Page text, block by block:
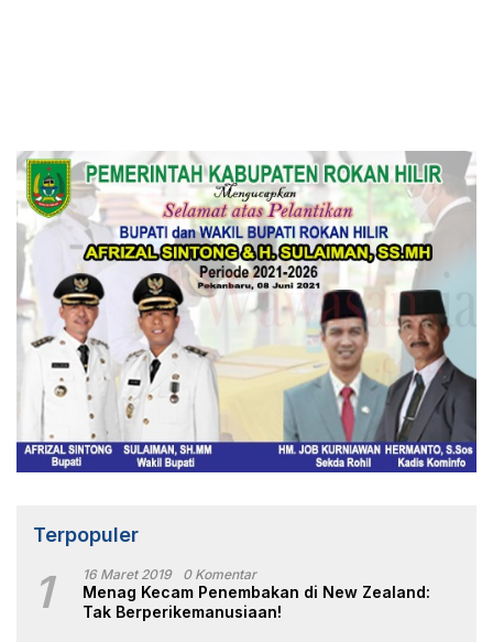
Terpopuler
1 16 Maret 2019 0 Komentar
Menag Kecam Penembakan di New Zealand:
Tak Berperikemanusiaan!